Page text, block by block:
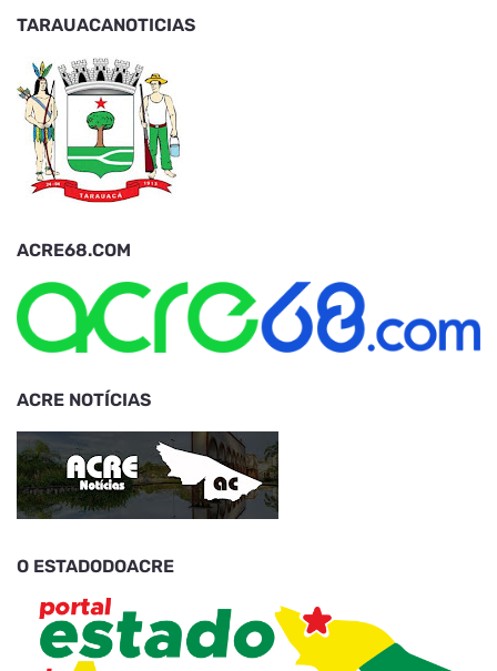
TARAUACANOTICIAS
ACRE68.COM
ACRE NOTÍCIAS
O ESTADODOACRE